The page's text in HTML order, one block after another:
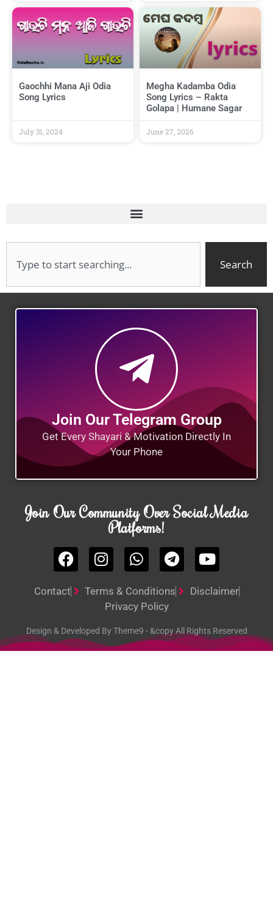
Gaochhi Mana Aji Odia
Song Lyrics
July 31, 2024
Megha Kadamba Odia
Song Lyrics – Rakta
Golapa | Humane Sagar
June 27, 2026
Search
Join Our Telegram Group
Get Every Shayari & Motivation Directly In
Your Phone
Join Our Community Over Social Media
Platforms!
Contact Terms & Conditions
Disclaimer
Privacy Policy
Design & Developed By Theme9 - &copy All Rights Reserved